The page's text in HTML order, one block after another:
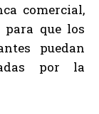
comercial,
para que los
puedan
por la